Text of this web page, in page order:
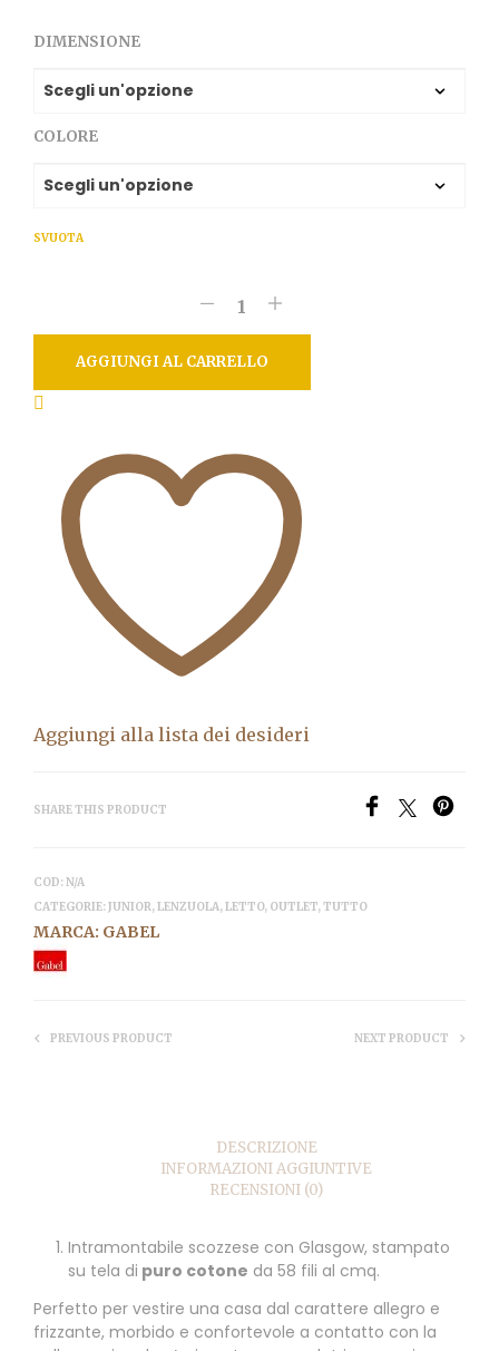
DIMENSIONE
COLORE
SVUOTA
AGGIUNGI AL CARRELLO
Aggiungi alla lista dei desideri
SHARE THIS PRODUCT
COD:N/A
CATEGORIE:JUNIOR,LENZUOLA,LETTO, OUTLET,TUTTO
MARCA: GABEL
PREVIOUS PRODUCT NEXT PRODUCT
DESCRIZIONE
INFORMAZIONI AGGIUNTIVE
RECENSIONI (0)
Intramontabile scozzese con Glasgow, stampato
su tela di puro cotone da 58 fili al cmq.
Perfetto per vestire una casa dal carattere allegro e
frizzante, morbido e confortevole a contatto con la